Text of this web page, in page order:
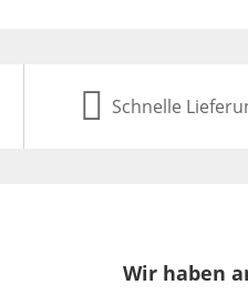
Schnelle
Wir haben